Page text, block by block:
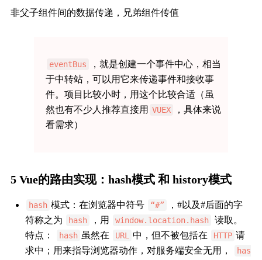
非父子组件间的数据传递，兄弟组件传值
eventBus
，就是创建一个事件中心，相当
于中转站，可以用它来传递事件和接收事
件。项目比较小时，用这个比较合适（虽
然也有不少人推荐直接用 VUEX
，具体来说
看需求）
5 Vue的路由实现：hash模式 和 history模式
hash 模式：在浏览器中符号 “#”
，#以及#后面的字
符称之为
hash ，用 window.location.hash
读取。
特点：
hash 虽然在 URL 中，但不被包括在 HTTP 请
求中；用来指导浏览器动作，对服务端安全无用，
has